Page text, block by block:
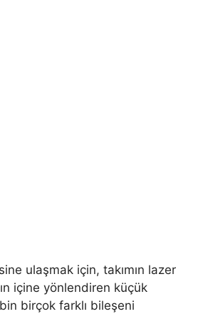
ulaşmak için, takımın lazer
içine yönlendiren küçük
birçok farklı bileşeni